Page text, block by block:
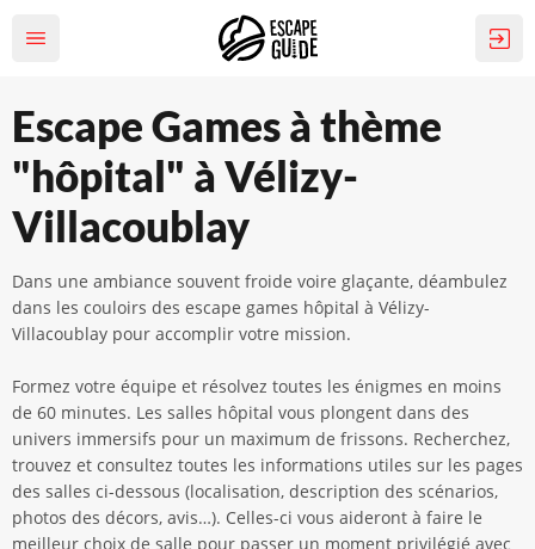
Escape Games à thème
"hôpital" à Vélizy-
Villacoublay
Dans une ambiance souvent froide voire glaçante, déambulez
dans les couloirs des escape games hôpital à Vélizy-
Villacoublay pour accomplir votre mission.
Formez votre équipe et résolvez toutes les énigmes en moins
de 60 minutes. Les salles hôpital vous plongent dans des
univers immersifs pour un maximum de frissons. Recherchez,
trouvez et consultez toutes les informations utiles sur les pages
des salles ci-dessous (localisation, description des scénarios,
photos des décors, avis…). Celles-ci vous aideront à faire le
meilleur choix de salle pour passer un moment privilégié avec